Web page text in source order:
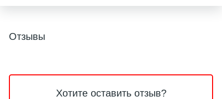
Отзывы
Хотите оставить отзыв?